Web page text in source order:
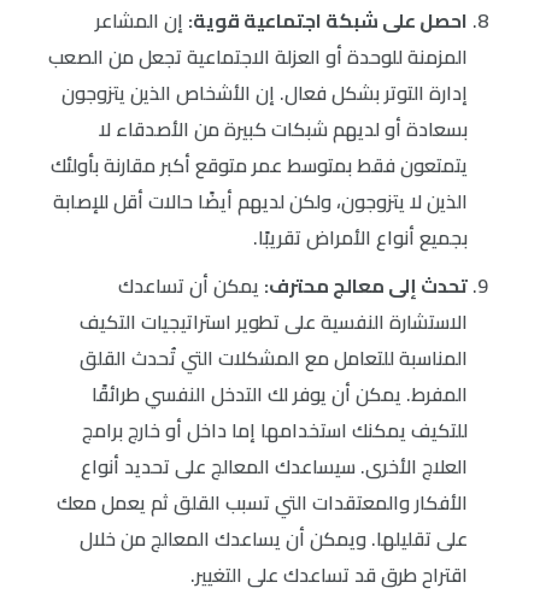
احصل على شبكة اجتماعية قوية: إن المشاعر
المزمنة للوحدة أو العزلة الاجتماعية تجعل من الصعب
إدارة التوتر بشكل فعال. إن الأشخاص الذين يتزوجون
بسعادة أو لديهم شبكات كبيرة من الأصدقاء لا
يتمتعون فقط بمتوسط عمر متوقع أكبر مقارنة بأولئك
الذين لا يتزوجون، ولكن لديهم أيضًا حالات أقل للإصابة
بجميع أنواع الأمراض تقريبًا.
تحدث إلى معالج محترف: يمكن أن تساعدك
الاستشارة النفسية على تطوير استراتيجيات التكيف
المناسبة للتعامل مع المشكلات التي تُحدث القلق
المفرط. يمكن أن يوفر لك التدخل النفسي طرائقًا
للتكيف يمكنك استخدامها إما داخل أو خارج برامج
العلاج الأخرى. سيساعدك المعالج على تحديد أنواع
الأفكار والمعتقدات التي تسبب القلق ثم يعمل معك
على تقليلها. ويمكن أن يساعدك المعالج من خلال
اقتراح طرق قد تساعدك على التغيير.